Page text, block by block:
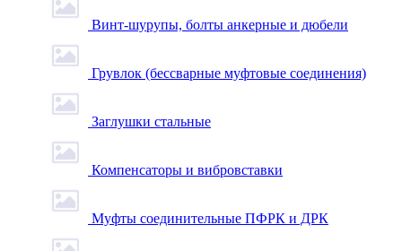
Винт-шурупы, болты анкерные и дюбели
Грувлок (бессварные муфтовые соединения)
Заглушки стальные
Компенсаторы и вибровставки
Муфты соединительные ПФРК и ДРК